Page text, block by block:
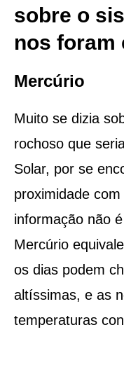
sobre o
nos foram
Mercúrio
Muito se dizia
rochoso que
Solar, por se
proximidade
informação não
Mercúrio
os dias podem
altíssimas, e as
temperaturas